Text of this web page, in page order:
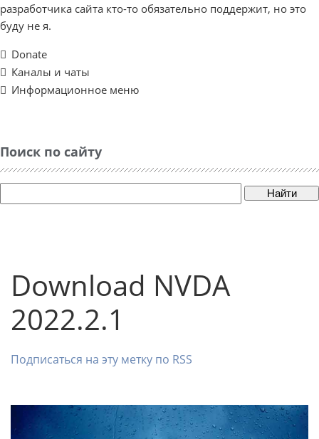
разработчика сайта кто-то обязательно поддержит, но это
буду не я.
Donate
Каналы и чаты
Информационное меню
Поиск по сайту
Найти
Download NVDA
2022.2.1
Подписаться на эту метку по RSS